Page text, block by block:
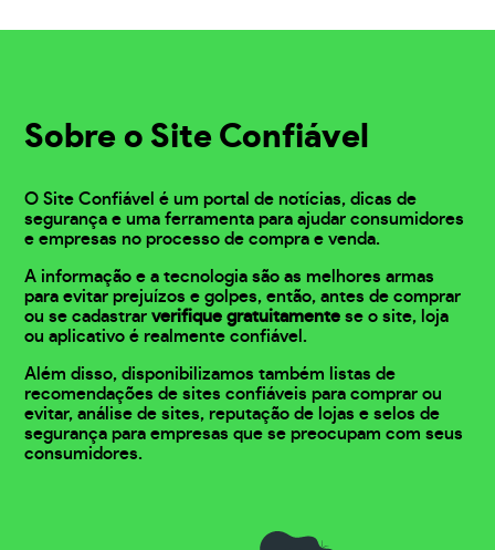
Sobre o Site Confiável
O Site Confiável é um portal de notícias, dicas de
segurança e uma ferramenta para ajudar consumidores
e empresas no processo de compra e venda.
A informação e a tecnologia são as melhores armas
para evitar prejuízos e golpes, então, antes de comprar
ou se cadastrarverifique gratuitamente se o site, loja
ou aplicativo é realmente confiável.
Além disso, disponibilizamos também listas de
recomendações de sites confiáveis para comprar ou
evitar, análise de sites, reputação de lojas e selos de
segurança para empresas que se preocupam com seus
consumidores.